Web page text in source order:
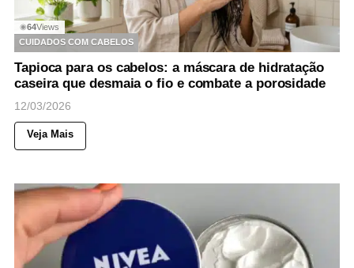
◉64Views
CUIDADOS COM CABELOS
Tapioca para os cabelos: a máscara de hidratação
caseira que desmaia o fio e combate a porosidade
12/03/2026
Veja Mais